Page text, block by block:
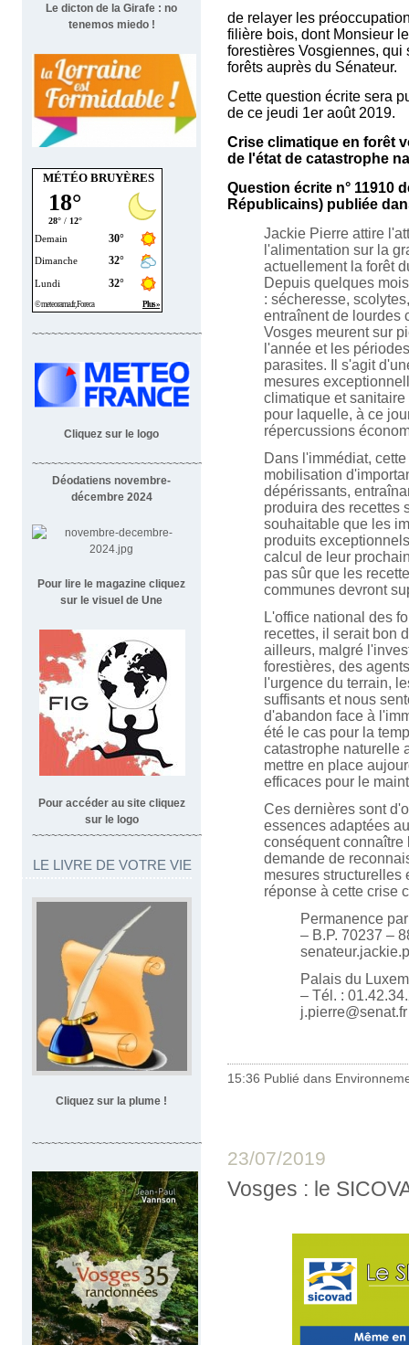
Le dicton de la Girafe : no
tenemos miedo !
MÉTÉO BRUYÈRES
~~~~~~~~~~~~~~~~~~~~~~~~~~~~
Cliquez sur le logo
~~~~~~~~~~~~~~~~~~~~~~~~~~~~~~~~~~~~
Déodatiens novembre-
décembre 2024
Pour lire le magazine cliquez
sur le visuel de Une
Pour accéder au site cliquez
sur le logo
~~~~~~~~~~~~~~~~~~~~~~~~~~~~~~~~~
LE LIVRE DE VOTRE VIE
Cliquez sur la plume !
~~~~~~~~~~~~~~~~~~~~~~~~~~~~~~~~~~
de relayer les
filière bois, dont Monsieur
forestières Vosgiennes, qui
forêts auprès du Sénateur.
Cette question écrite sera
de ce jeudi 1er août 2019.
Crise climatique en forêt
de l'état de catastrophe
Question écrite n° 11910
Républicains) publiée
Jackie Pierre attire
l'alimentation sur la
actuellement la forêt
Depuis quelques
: sécheresse,
entraînent de lourdes
Vosges meurent sur
l'année et les
parasites. Il s'agit
mesures
climatique et
pour laquelle, à ce
répercussions
Dans l'immédiat,
mobilisation
dépérissants,
produira des recettes
souhaitable que les
produits
calcul de leur
pas sûr que les
communes devront
L'office national des
recettes, il serait bon
ailleurs, malgré
forestières, des
l'urgence du terrain,
suffisants et nous
d'abandon face à
été le cas pour la
catastrophe naturelle
mettre en place
efficaces pour le
Ces dernières sont
essences adaptées
conséquent connaître
demande de
mesures structurelles
réponse à cette crise
Permanence
– B.P. 70237 –
Palais du
– Tél. :
j.pierre@senat.fr
15:36 Publié dans
23/07/2019
Vosges : le